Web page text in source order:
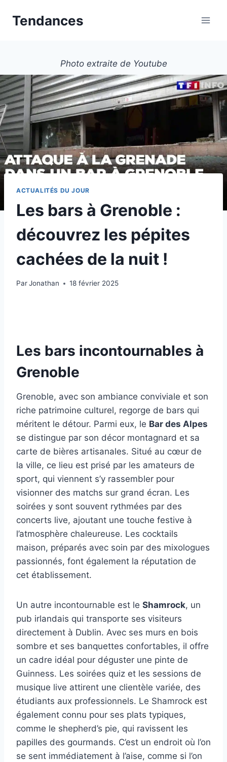
Tendances
Photo extraite de Youtube
ACTUALITÉS DU JOUR
Les bars à Grenoble :
découvrez les pépites
cachées de la nuit !
ParJonathan 18 février 2025
Les bars incontournables à
Grenoble
Grenoble, avec son ambiance conviviale et son
riche patrimoine culturel, regorge de bars qui
méritent le détour. Parmi eux, le Bar des Alpes
se distingue par son décor montagnard et sa
carte de bières artisanales. Situé au cœur de
la ville, ce lieu est prisé par les amateurs de
sport, qui viennent s’y rassembler pour
visionner des matchs sur grand écran. Les
soirées y sont souvent rythmées par des
concerts live, ajoutant une touche festive à
l’atmosphère chaleureuse. Les cocktails
maison, préparés avec soin par des mixologues
passionnés, font également la réputation de
cet établissement.
Un autre incontournable est le Shamrock, un
pub irlandais qui transporte ses visiteurs
directement à Dublin. Avec ses murs en bois
sombre et ses banquettes confortables, il offre
un cadre idéal pour déguster une pinte de
Guinness. Les soirées quiz et les sessions de
musique live attirent une clientèle variée, des
étudiants aux professionnels. Le Shamrock est
également connu pour ses plats typiques,
comme le shepherd’s pie, qui ravissent les
papilles des gourmands. C’est un endroit où l’on
se sent immédiatement à l’aise, comme si l’on